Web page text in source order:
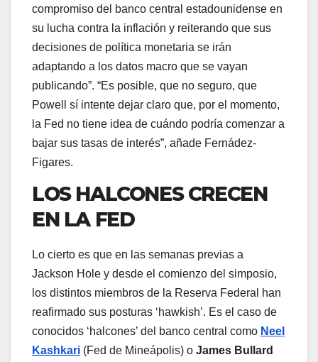
compromiso del banco central estadounidense en
su lucha contra la inflación y reiterando que sus
decisiones de política monetaria se irán
adaptando a los datos macro que se vayan
publicando”. “Es posible, que no seguro, que
Powell sí intente dejar claro que, por el momento,
la Fed no tiene idea de cuándo podría comenzar a
bajar sus tasas de interés”, añade Fernádez-
Figares.
LOS HALCONES CRECEN
EN LA FED
Lo cierto es que en las semanas previas a
Jackson Hole y desde el comienzo del simposio,
los distintos miembros de la Reserva Federal han
reafirmado sus posturas ‘hawkish’. Es el caso de
conocidos ‘halcones’ del banco central como Neel
Kashkari (Fed de Mineápolis) o James Bullard